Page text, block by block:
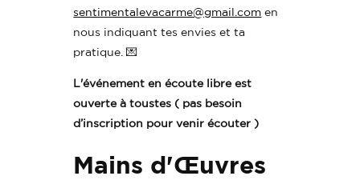
sentimentalevacarme@gmail.com en
nous indiquant tes envies et ta
pratique. 💌
L'événement en écoute libre est
ouverte à toustes ( pas besoin
d’inscription pour venir écouter )
Mains d'Œuvres